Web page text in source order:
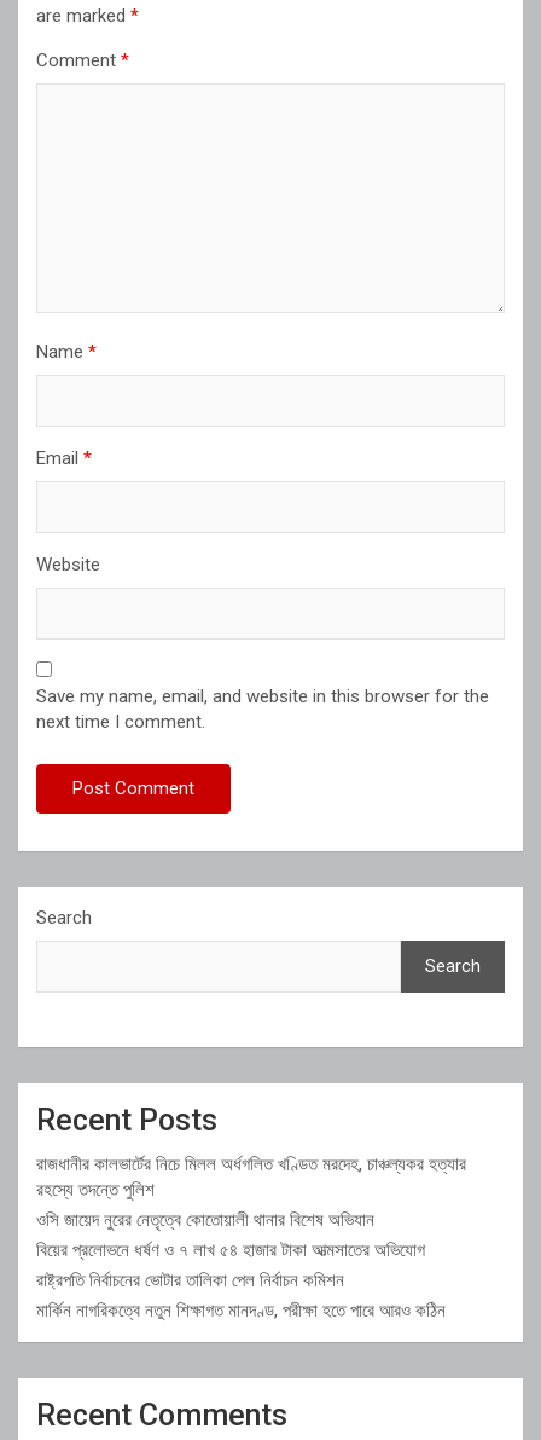
are marked *
Comment *
Name *
Email *
Website
Save my name, email, and website in this browser for the
next time I comment.
Search
Search
Recent Posts
রাজধানীর কালভার্টের নিচে মিলল অর্ধগলিত খণ্ডিত মরদেহ, চাঞ্চল্যকর হত্যার
রহস্যে তদন্তে পুলিশ
ওসি জায়েদ নুরের নেতৃত্বে কোতোয়ালী থানার বিশেষ অভিযান
বিয়ের প্রলোভনে ধর্ষণ ও ৭ লাখ ৫৪ হাজার টাকা আত্মসাতের অভিযোগ
রাষ্ট্রপতি নির্বাচনের ভোটার তালিকা পেল নির্বাচন কমিশন
মার্কিন নাগরিকত্বে নতুন শিক্ষাগত মানদণ্ড, পরীক্ষা হতে পারে আরও কঠিন
Recent Comments